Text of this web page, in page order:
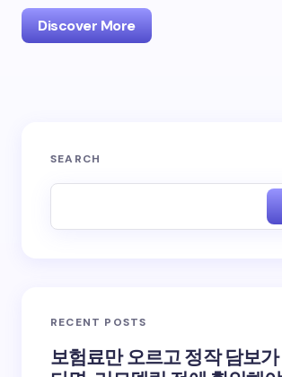
Discover More
SEARCH
RECENT POSTS
보험료만 오르고 정작 담보